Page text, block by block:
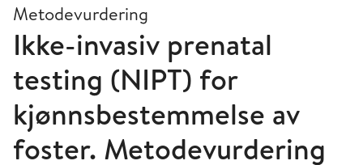
Metodevurdering
Ikke-invasiv prenatal
testing (NIPT) for
kjønnsbestemmelse av
foster. Metodevurdering